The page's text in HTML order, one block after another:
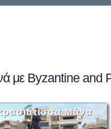
με Byzantine
Mάνα